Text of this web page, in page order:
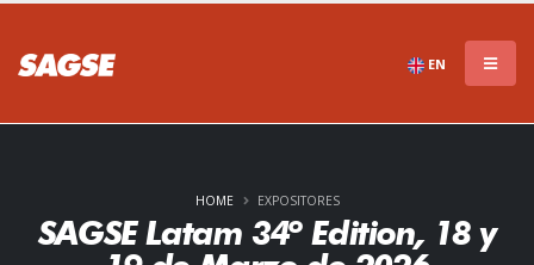
EN
SAGSE Latam 34º Edition, 18 y
HOME EXPOSITORES